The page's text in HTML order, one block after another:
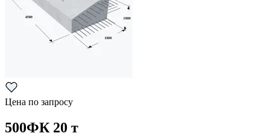
Цена по запросу
500ФК 20 т